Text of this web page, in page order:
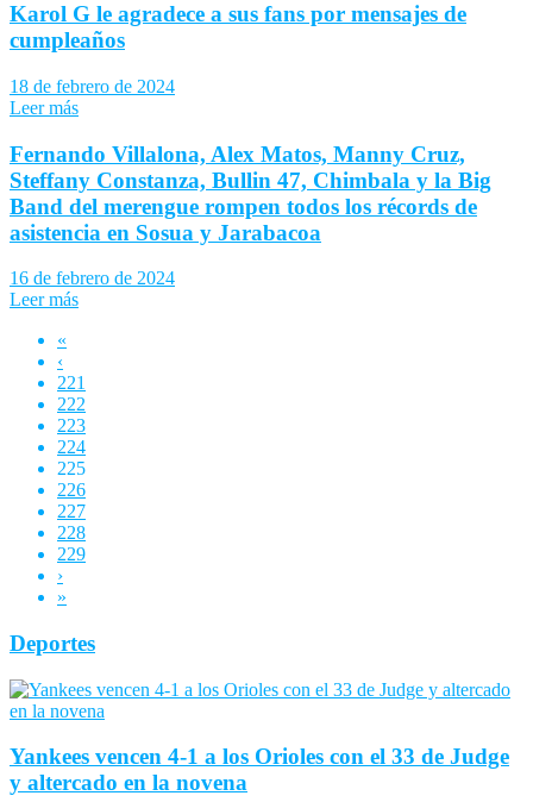
Karol G le agradece a sus fans por mensajes de
cumpleaños
18 de febrero de 2024
Leer más
Fernando Villalona, Alex Matos, Manny Cruz,
Steffany Constanza, Bullin 47, Chimbala y la Big
Band del merengue rompen todos los récords de
asistencia en Sosua y Jarabacoa
16 de febrero de 2024
Leer más
«
‹
221
222
223
224
225
226
227
228
229
›
»
Deportes
Yankees vencen 4-1 a los Orioles con el 33 de Judge
y altercado en la novena